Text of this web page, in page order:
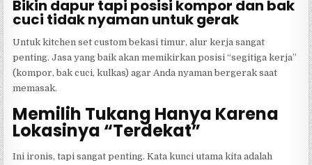
Bikin dapur tapi posisi kompor dan bak
cuci tidak nyaman untuk gerak
Untuk kitchen set custom bekasi timur, alur kerja sangat
penting. Jasa yang baik akan memikirkan posisi “segitiga kerja”
(kompor, bak cuci, kulkas) agar Anda nyaman bergerak saat
memasak.
Memilih Tukang Hanya Karena
Lokasinya “Terdekat”
Ini ironis, tapi sangat penting. Kata kunci utama kita adalah